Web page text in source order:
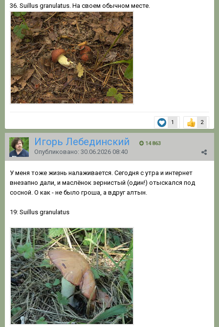
36. Suillus granulatus. На своем обычном месте.
1 2
Игорь Лебединский 14 863
Опубликовано: 30.06.2026 08:40
У меня тоже жизнь налаживается. Сегодня с утра и интернет
внезапно дали, и маслёнок зернистый (один!) отыскался под
сосной. О как - не было гроша, а вдруг алтын.
19: Suillus granulatus